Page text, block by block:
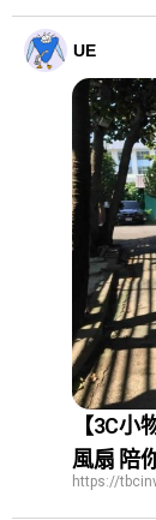
UE
【3C
風扇 陪
https://